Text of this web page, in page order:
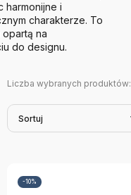
harmonijne i
charakterze. To
na
do designu.
Liczba wybranych produktów:
Sortuj
-10%